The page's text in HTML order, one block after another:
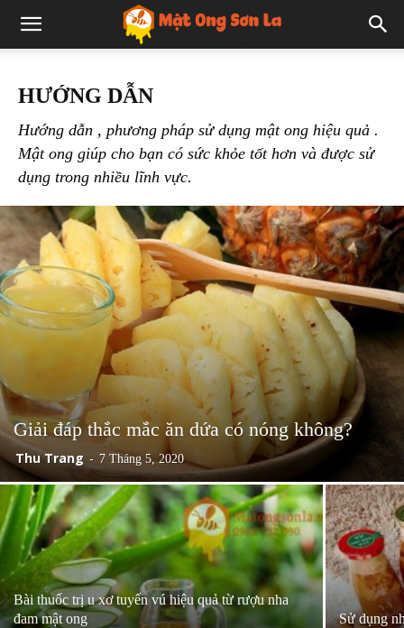
HƯỚNG DẪN
Hướng dẫn , phương pháp sử dụng mật ong hiệu quả .
Mật ong giúp cho bạn có sức khỏe tốt hơn và được sử
dụng trong nhiều lĩnh vực.
Giải đáp thắc mắc ăn dứa có nóng không?
Thu Trang - 7 Tháng 5, 2020
Bài thuốc trị u xơ tuyến vú hiệu quả từ rượu nha
đam mật ong
Sử dụng